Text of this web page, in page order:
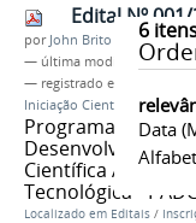
6
Data
Edital Nº
por John Brito
— última modificação15/
— registrado em:
Iniciação Científica ,PPGI,
Programa de
Desenvolvimento
Científica Aplicada
Tecnológica -
Localizado em Editais /